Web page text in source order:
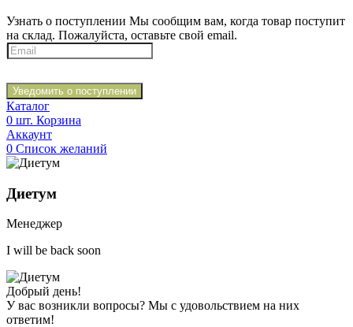
Узнать о поступлении Мы сообщим вам, когда товар поступит
на склад. Пожалуйста, оставьте свой email.
Уведомить о поступлении
Каталог
0 шт. Корзина
Аккаунт
0 Список желаний
Диетум
Менеджер
I will be back soon
Добрый день!
У вас возникли вопросы? Мы с удовольствием на них
ответим!